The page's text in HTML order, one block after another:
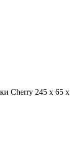
Cherry 245 x 65 x